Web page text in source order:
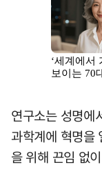
연구소는 성명에
과학계에 혁명을
을 위해 끈임 없